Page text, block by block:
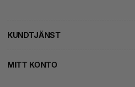
KUNDTJÄNST
MITT KONTO